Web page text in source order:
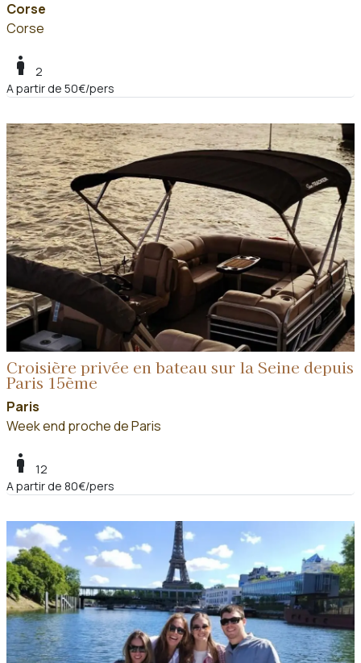
Corse
Corse
boy
2
A partir de 50€/pers
Croisière privée en bateau sur la Seine depuis
Paris 15ème
Paris
Week end proche de Paris
boy
12
A partir de 80€/pers